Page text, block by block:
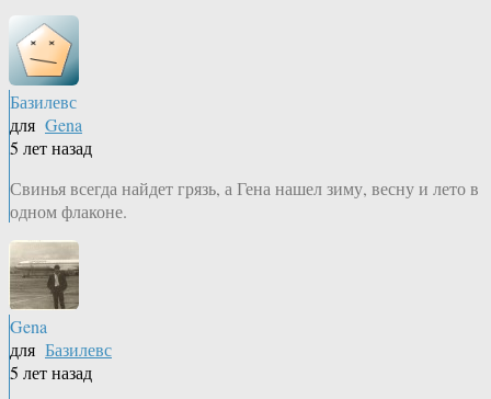
Базилевс
для Gena
5 лет назад
Свинья всегда найдет грязь, а Гена нашел зиму, весну и лето в
одном флаконе.
Gena
для Базилевс
5 лет назад